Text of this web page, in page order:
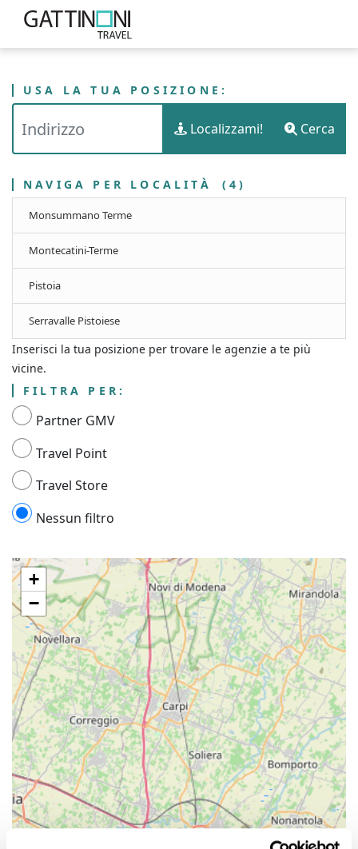
GATTINONI TRAVEL - PROVINCIA DI PISTOIA
USA LA TUA POSIZIONE:
Localizzami! Cerca
NAVIGA PER LOCALITÀ (4)
Monsummano Terme
Montecatini-Terme
Pistoia
Serravalle Pistoiese
Inserisci la tua posizione per trovare le agenzie a te più
vicine.
FILTRA PER:
Partner GMV
Travel Point
Travel Store
Nessun filtro
+
−